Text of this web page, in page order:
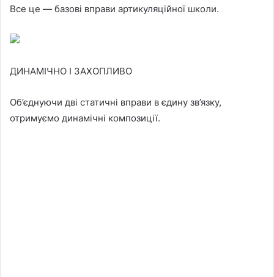
Все це — базові вправи артикуляційної школи.
ДИНАМІЧНО І ЗАХОПЛИВО
Об’єднуючи дві статичні вправи в єдину зв’язку,
отримуємо динамічні композиції.